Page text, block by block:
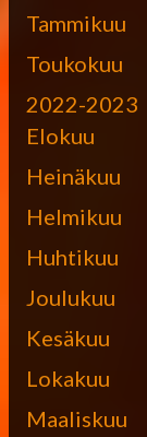
Tammikuu
Toukokuu
2022-2023
Elokuu
Heinäkuu
Helmikuu
Huhtikuu
Joulukuu
Kesäkuu
Lokakuu
Maaliskuu